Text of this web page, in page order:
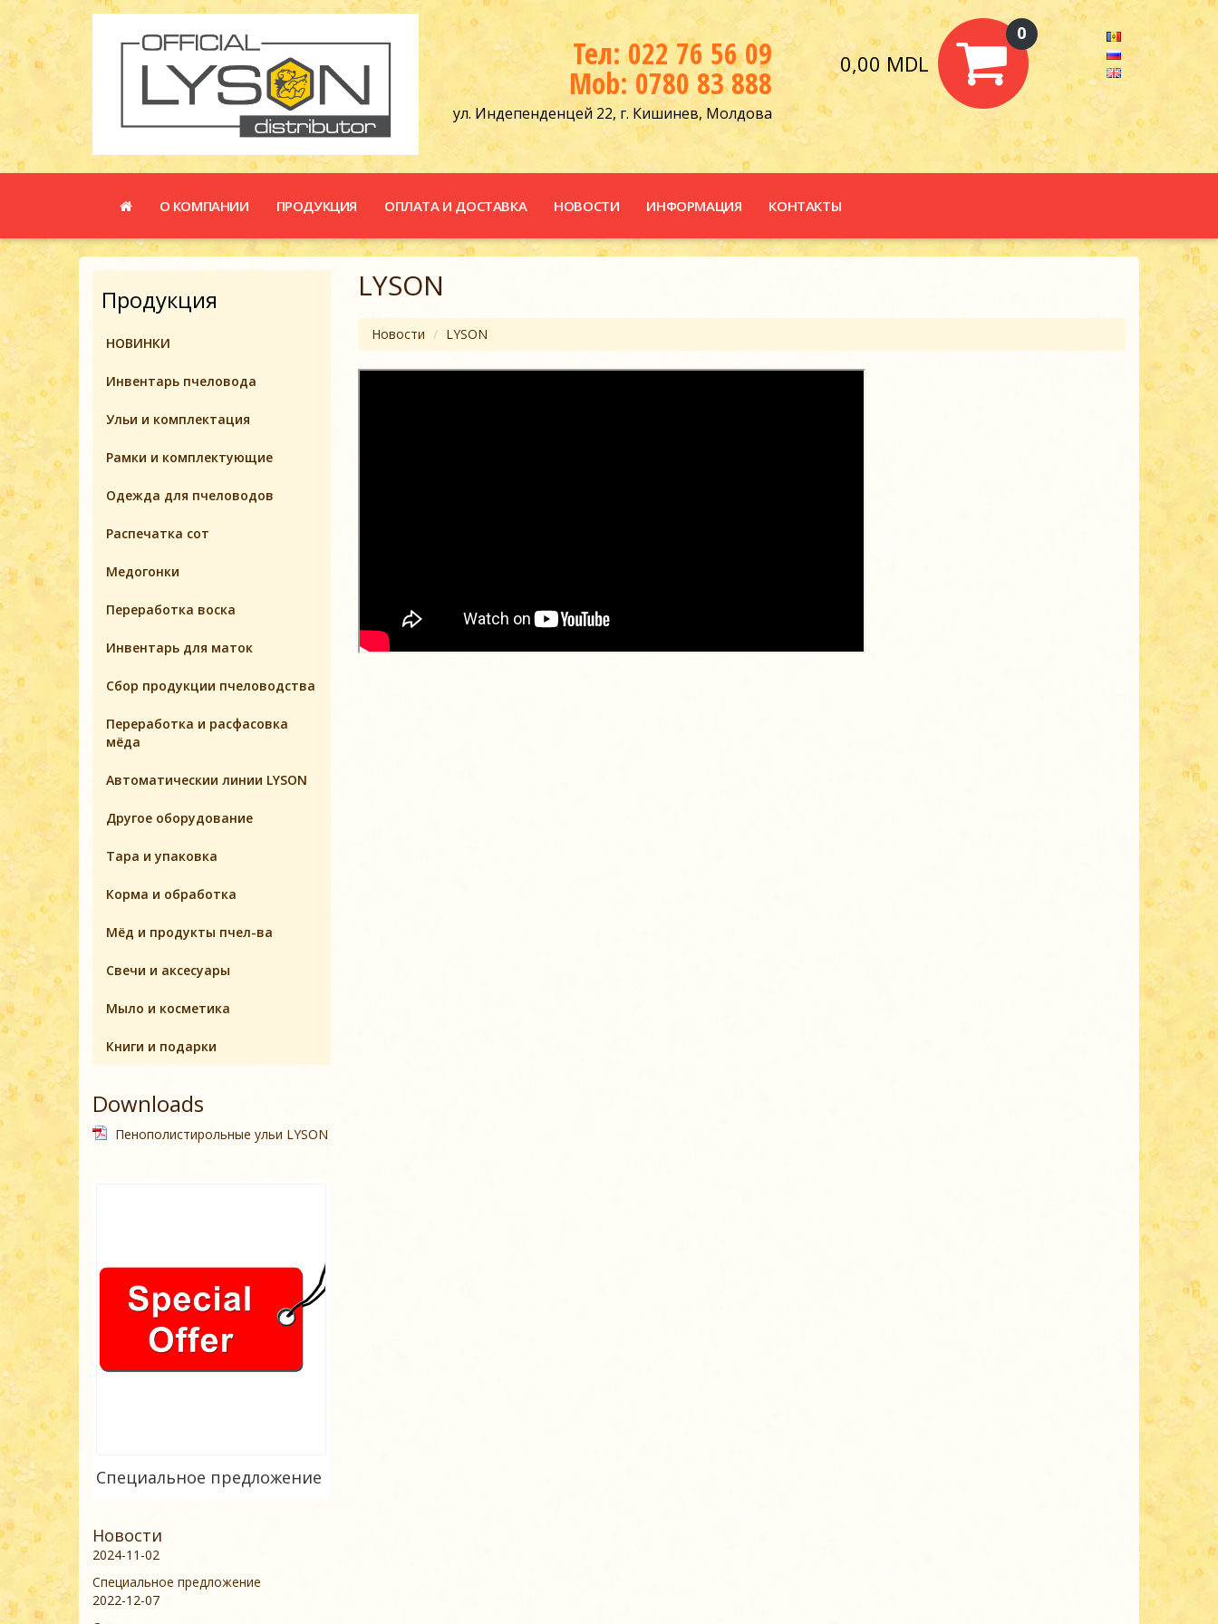
Тел: 022 76 56 09
Mob: 0780 83 888
ул. Индепенденцей 22, г. Кишинев, Молдова
0
0,00 MDL
О КОМПАНИИ ПРОДУКЦИЯ ОПЛАТА И ДОСТАВКА НОВОСТИ ИНФОРМАЦИЯ КОНТАКТЫ
LYSON
Новости LYSON
Продукция
НОВИНКИ
Инвентарь пчеловодa
Ульи и комплектация
Pамки и комплeктующие
Одежда для пчеловодов
Распечатка сот
Медогонки
Переработка воска
Инвентарь для маток
Cбор продукции пчеловодства
Переработка и расфасовка
мёда
Автоматическии линии LYSON
Другое оборудование
Тара и упаковка
Корма и обработка
Мёд и продукты пчел-ва
Свечи и аксесуары
Мыло и косметика
Книги и подарки
Downloads
Пенополистирольные ульи LYSON
Специальное предложение
Новости
2024-11-02
Специальное предложение
2022-12-07